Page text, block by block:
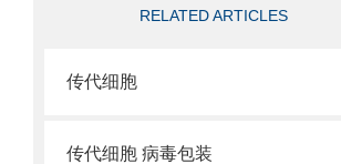
RELATED ARTICLES
传代细胞
传代细胞 病毒包装